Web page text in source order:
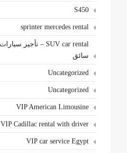
S450
sprinter mercedes rental
سائق
Uncategorized
Uncategorized
VIP American Limousine
VIP Cadillac rental with driver
VIP car service Egypt